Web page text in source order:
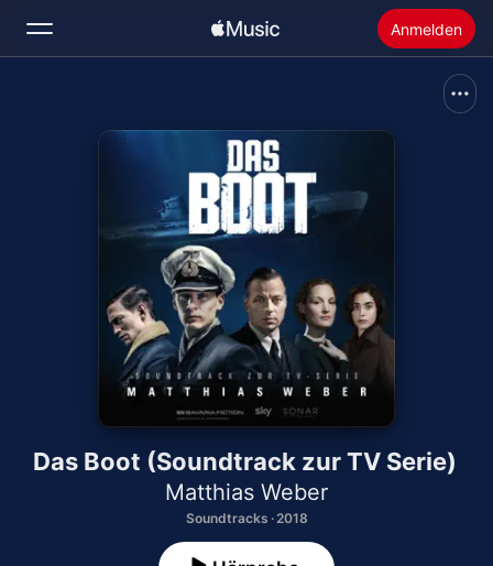
Anmelden
Apple Music installieren
Das Boot (Soundtrack zur TV Serie)
Matthias Weber
Soundtracks · 2018